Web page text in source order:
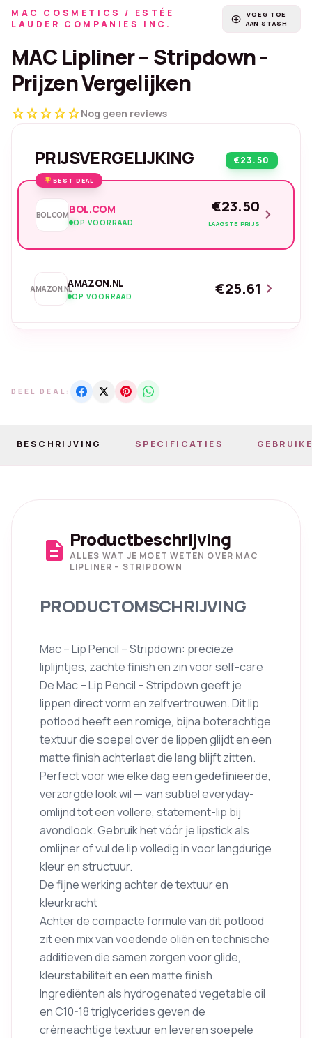
MAC COSMETICS / ESTÉE
LAUDER COMPANIES INC.
add_circle
VOEG TOE
AAN STASH
MAC Lipliner – Stripdown -
Prijzen Vergelijken
starstarstarstarstarNog geen reviews
PRIJSVERGELIJKING €23.50
BEST DEAL
BOL.COMBOL.COM
OP VOORRAAD
€23.50
LAAGSTE PRIJS chevron_right
AMAZON.NLAMAZON.NL
OP VOORRAAD €25.61 chevron_right
DEEL DEAL:
BESCHRIJVING SPECIFICATIES
description Productbeschrijving
ALLES WAT JE MOET WETEN OVER MAC
LIPLINER – STRIPDOWN
PRODUCTOMSCHRIJVING
Mac – Lip Pencil – Stripdown: precieze
liplijntjes, zachte finish en zin voor self-care
De Mac – Lip Pencil – Stripdown geeft je
lippen direct vorm en zelfvertrouwen. Dit lip
potlood heeft een romige, bijna boterachtige
textuur die soepel over de lippen glijdt en een
matte finish achterlaat die lang blijft zitten.
Perfect voor wie elke dag een gedefinieerde,
verzorgde look wil — van subtiel everyday-
omlijnd tot een vollere, statement-lip bij
avondlook. Gebruik het vóór je lipstick als
omlijner of vul de lip volledig in voor langdurige
kleur en structuur.
De fijne werking achter de textuur en
kleurkracht
Achter de compacte formule van dit potlood
zit een mix van voedende oliën en technische
additieven die samen zorgen voor glide,
kleurstabiliteit en een matte finish.
Ingrediënten als hydrogenated vegetable oil
en C10-18 triglycerides geven de
crèmeachtige textuur en leveren soepele